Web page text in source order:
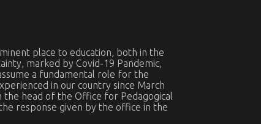
place to education, both in the
marked by Covid-19 Pandemic,
a fundamental role for the
in our country since March
head of the Office for Pedagogical
response given by the office in the